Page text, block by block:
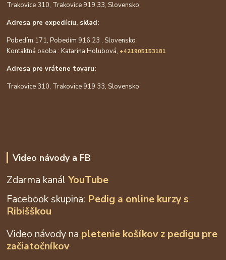
Trakovice 310, Trakovice 919 33, Slovensko
Adresa pre expedíciu, sklad:
Pobedím 171, Pobedím 916 23 , Slovensko
Kontaktná osoba : Katarína Holubová, +421905153181
Adresa pre vrátene tovaru:
Trakovice 310, Trakovice 919 33, Slovensko
Video návody a FB
Zdarma kanálYouTube
Facebook skupina: Pedig a online kurzy s
Ribišškou
Video návody na pletenie košíkov z pedigu pre
začiatočníkov